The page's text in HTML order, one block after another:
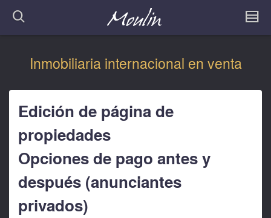
Inmobiliaria internacional en venta
Edición de página de
propiedades
Opciones de pago antes y
después (anunciantes
privados)